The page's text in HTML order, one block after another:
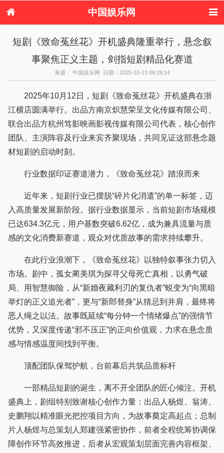
中国娱乐网
港台娱乐
日本娱乐 韩国娱乐
欧美娱乐
体育花边
音乐新闻 影视新闻
内地明星八卦
港台明星八卦
日本韩国明星
欧美明星八卦
短剧《致命菟丝花》开机盛典隆重举行，悬念叙
事聚焦正义主题，剑指短剧精品化赛道
来源： 中国娱乐网 日期：2025-10-13 09:29:14
2025年10月12日，短剧《致命菟丝花》开机盛典在浙
江横店圆满举行。出品方南京炽慧荣呈文化传媒有限公司、
联合出品方杭州笃影映画影视传媒有限公司代表，核心创作
团队、主演阵容及行业来宾齐聚现场，共同见证这部悬念题
材短剧的启动时刻。
行业数据印证赛道潜力，《致命菟丝花》踏浪而来
近年来，短剧行业已摆脱“碎片化消遣”的单一标签，迈
入高质量发展新阶段。据行业数据显示，当前短剧市场规模
已达634.3亿元，用户基数突破6.62亿，成为兼具流量与质
感的文化消费新赛道，观众对优质故事的需求持续攀升。
在此行业浪潮下，《致命菟丝花》以独特叙事张力切入
市场。剧中，孤女蔺美琪为探寻父母死亡真相，以勇气破
局、用智慧御险，从“新婚夜藏利刃的复仇者”蜕变为“向黑暗
举灯的正义追光者”，更与“新郎替身”从猜忌到并肩，最终将
恶人绳之以法。故事既延续“每分钟一个情绪爆点”的强情节
优势，又深度传递“邪不压正”的正向价值观，力求在悬念质
感与情感温度间找到平衡。
顶配团队保驾护航，台前幕后共筑品质标杆
一部精品短剧的诞生，离不开全团队的匠心倾注。开机
盛典上，剧组特别致谢核心创作力量：出品人杨煜、翁涛、
史鹏翔以精准眼光把控项目方向，为故事奠定高起点；总制
片人杨煜与总策划人郑建强紧密协作，前者全程统筹协调保
障创作环节高效推进，后者从宏观策划层面完善内容框架、